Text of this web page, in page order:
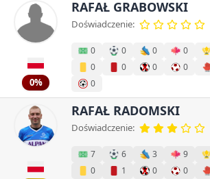
0%
RAFAŁ GRABOWSKI
Doświadczenie:
0 0 0 0
0
0 0 0
0
RAFAŁ RADOMSKI
Doświadczenie:
7 6 3 9
0
1 0 0